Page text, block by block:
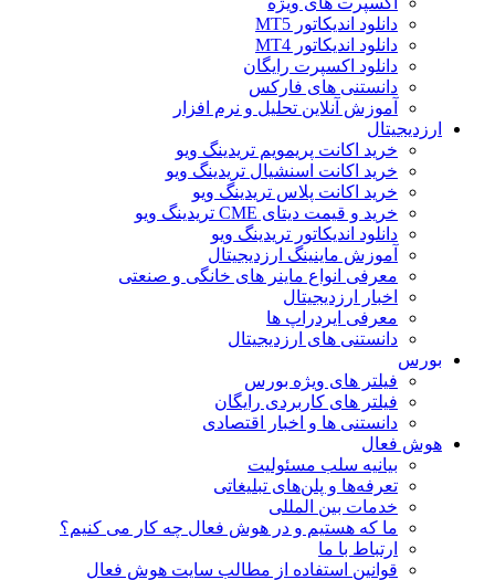
دانلود اندیکاتور MT5
دانلود اندیکاتور MT4
دانلود اکسپرت رایگان
دانستنی های فارکس
آموزش آنلاین تحلیل و نرم افزار
ارزدیجیتال
خرید اکانت پریمویم تریدینگ ویو
خرید اکانت اسنشیال تریدینگ ویو
خرید اکانت پلاس تریدینگ ویو
خرید و قیمت دیتای CME تریدینگ ویو
دانلود اندیکاتور تریدینگ ویو
آموزش ماینینگ ارزدیجیتال
معرفی انواع ماینر های خانگی و صنعتی
اخبار ارزدیجیتال
معرفی ایردراپ ها
دانستنی های ارزدیجیتال
بورس
فیلتر های ویژه بورس
فیلتر های کاربردی رایگان
دانستنی ها و اخبار اقتصادی
هوش فعال
بیانیه سلب مسئولیت
تعرفه‌ها و پلن‌های تبلیغاتی
خدمات بین المللی
ما که هستیم و در هوش فعال چه کار می کنیم؟
ارتباط با ما
قوانین استفاده از مطالب سایت هوش فعال